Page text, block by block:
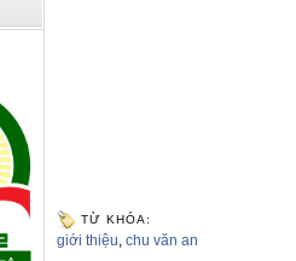
TỪ KHÓA:
giới thiệu, chu văn an